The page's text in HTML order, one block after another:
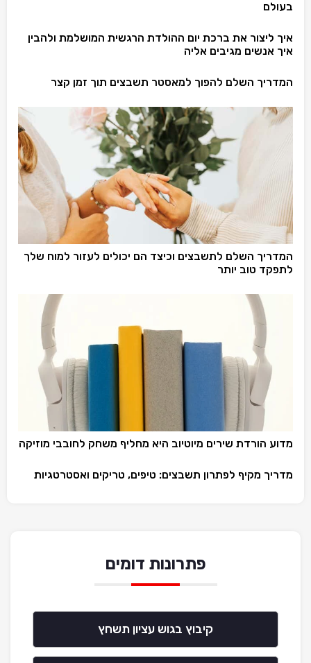
בעולם
איך ליצור את ברכת יום ההולדת הרגשית המושלמת ולהבין
איך אנשים מגיבים אליה
המדריך השלם להפוך למאסטר תשבצים תוך זמן קצר
המדריך השלם לתשבצים וכיצד הם יכולים לעזור למוח שלך
לתפקד טוב יותר
מדוע הורדת שירים מיוטיוב היא מחליף משחק לחובבי מוזיקה
מדריך מקיף לפתרון תשבצים: טיפים, טריקים ואסטרטגיות
פתרונות דומים
קיבוץ בגוש עציון תשחץ